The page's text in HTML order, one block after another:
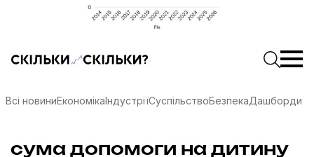
Скільки-скільки? — Медіа про суспільні даніПочати
Всі новиниЕкономікаІндустріїСуспільствоБезпекаДашборди
сума допомоги на дитину